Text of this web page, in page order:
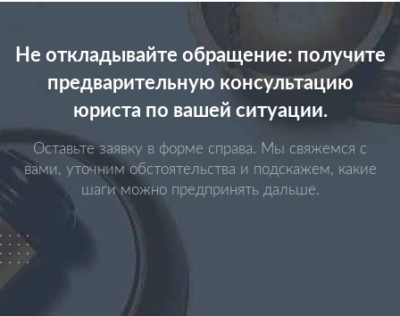
Не откладывайте обращение: получите
предварительную консультацию
юриста по вашей ситуации.
Оставьте заявку в форме справа. Мы свяжемся с
вами, уточним обстоятельства и подскажем, какие
шаги можно предпринять дальше.